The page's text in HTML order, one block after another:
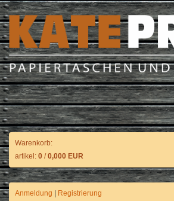
Warenkorb:
artikel: 0 /0,000 EUR
Anmeldung | Registrierung